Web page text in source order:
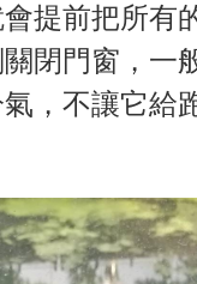
提前把所有
閉門窗，一
，不讓它給